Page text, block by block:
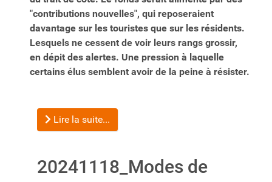
"contributions nouvelles", qui reposeraient
davantage sur les touristes que sur les résidents.
Lesquels ne cessent de voir leurs rangs grossir,
en dépit des alertes. Une pression à laquelle
certains élus semblent avoir de la peine à résister.
Lire la suite...
20241118_Modes de